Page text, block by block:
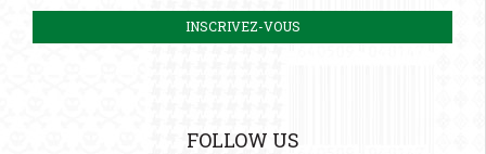
FOLLOW US